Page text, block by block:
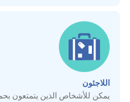
اللاجئون
يمكن للأشخاص الذين يتمتعون
بلغاريا
بولندا